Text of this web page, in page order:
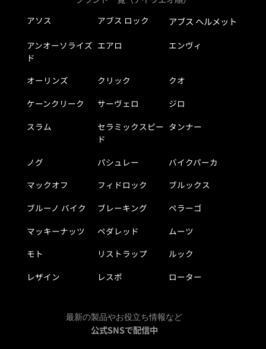
アソス アブス ロック アブス ヘルメット
アンオーソライズ
ド
エアロ エンヴィ
オーリンズ クリック
クオ
ケーンクリーク
サーヴェロ
ジロ
スラム
セラミックスピー
ド
タンナー
ノグ パシュレー
バイクパーカ
マックオフ
フィドロック
ブルックス
ブルーノ バイク
ブレーキング
ペラーゴ
マッキーナッツ
ペダレッド
ムーツ
モト
リストラップ
ルック
レザイン
レスポ ローター
最新の製品やお役立ち情報など
公式SNSで配信中